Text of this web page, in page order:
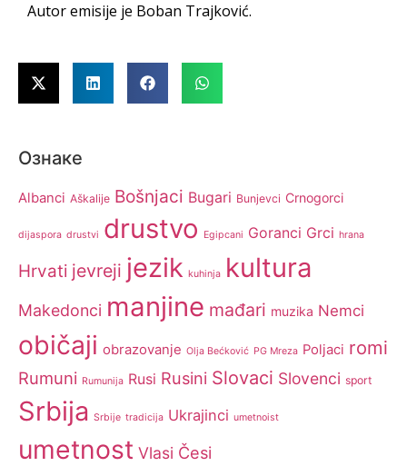
Autor emisije je Boban Trajković.
Ознаке
Albanci Aškalije Bošnjaci Bugari Bunjevci Crnogorci
dijaspora drustvi drustvo Egipcani Goranci Grci hrana
Hrvati jevreji jezik kuhinja kultura
Makedonci manjine mađari muzika Nemci
običaji obrazovanje Olja Bećković PG Mreza Poljaci romi
Rumuni Rumunija Rusi Rusini Slovaci Slovenci sport
Srbija Srbije tradicija Ukrajinci umetnoist
umetnost Vlasi Česi